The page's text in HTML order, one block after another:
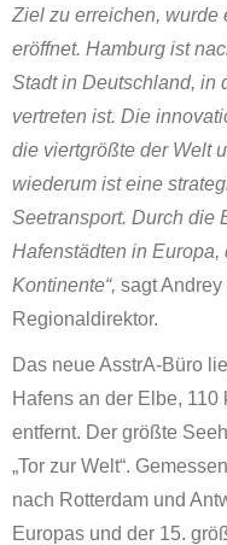
Ziel zu erreichen, wurde
eröffnet. Hamburg ist
Stadt in Deutschland, in
vertreten ist. Die
die viertgrößte der Welt
wiederum ist eine
Seetransport. Durch die
Hafenstädten in
Kontinente“, sagt
Regionaldirektor.
Das neue AsstrA-Büro
Hafens an der Elbe,
entfernt. Der größte
„Tor zur Welt“.
nach Rotterdam und
Europas und der 15.